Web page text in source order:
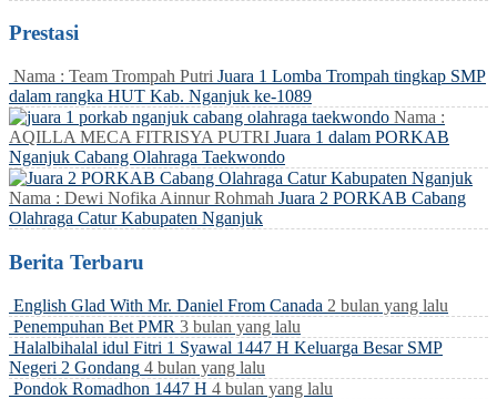
Prestasi
Nama : Team Trompah Putri Juara 1 Lomba Trompah tingkap SMP
dalam rangka HUT Kab. Nganjuk ke-1089
Nama :
AQILLA MECA FITRISYA PUTRI Juara 1 dalam PORKAB
Nganjuk Cabang Olahraga Taekwondo
Nama : Dewi Nofika Ainnur Rohmah Juara 2 PORKAB Cabang
Olahraga Catur Kabupaten Nganjuk
Berita Terbaru
English Glad With Mr. Daniel From Canada 2 bulan yang lalu
Penempuhan Bet PMR 3 bulan yang lalu
Halalbihalal idul Fitri 1 Syawal 1447 H Keluarga Besar SMP
Negeri 2 Gondang 4 bulan yang lalu
Pondok Romadhon 1447 H 4 bulan yang lalu